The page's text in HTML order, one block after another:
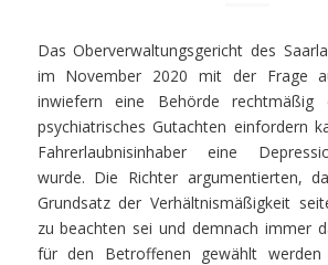
Das Oberverwaltungsgericht des
im November 2020 mit der Frage
inwiefern eine Behörde rechtmäßig
psychiatrisches Gutachten einfordern
Fahrerlaubnisinhaber eine
wurde. Die Richter argumentierten,
Grundsatz der Verhältnismäßigkeit
zu beachten sei und demnach immer
für den Betroffenen gewählt